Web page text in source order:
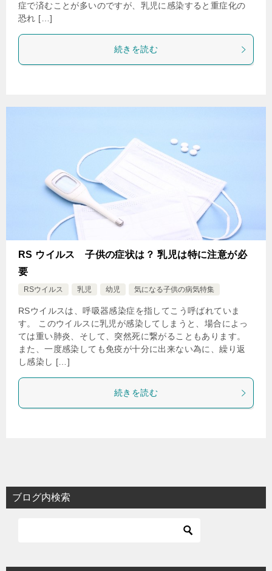
症で済むことが多いのですが、乳児に感染すると重症化の
恐れ […]
続きを読む
RS ウイルス 子供の症状は？ 乳児は特に注意が必
要
RSウイルス 乳児 幼児 気になる子供の病気特集
RSウイルスは、呼吸器感染症を指してこう呼ばれていま
す。 このウイルスに乳児が感染してしまうと、場合によっ
ては重い肺炎、そして、突然死に繋がることもあります。
また、一度感染しても免疫が十分に出来ない為に、繰り返
し感染し […]
続きを読む
ブログ内検索